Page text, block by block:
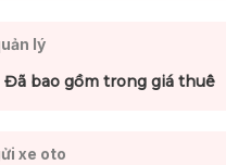
lý
Đã bao gồm trong giá thuê
xe oto